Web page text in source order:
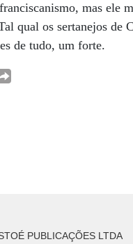
mas ele
qual os sertanejos de
de tudo, um forte.
PUBLICAÇÕES LTDA